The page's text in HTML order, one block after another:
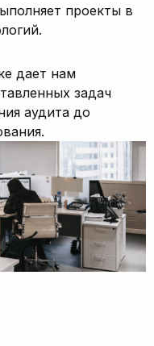
проекты в
дает нам
задач
аудита до